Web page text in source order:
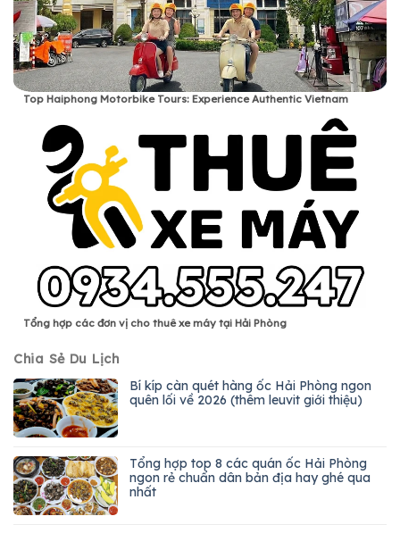
Top Haiphong Motorbike Tours: Experience Authentic Vietnam
Tổng hợp các đơn vị cho thuê xe máy tại Hải Phòng
Chia Sẻ Du Lịch
Bí kíp càn quét hàng ốc Hải Phòng ngon
quên lối về 2026 (thêm leuvit giới thiệu)
Tổng hợp top 8 các quán ốc Hải Phòng
ngon rẻ chuẩn dân bản địa hay ghé qua
nhất